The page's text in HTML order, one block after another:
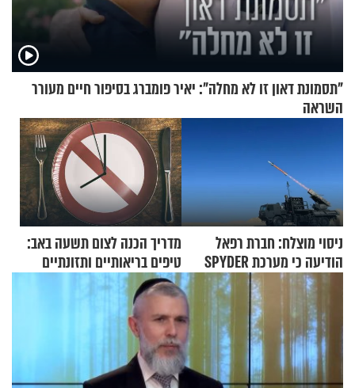
"תסמונת דאון זו לא מחלה": יאיר פומברג בסיפור חיים מעורר
השראה
ניסוי מוצלח: חברת רפאל
הודיעה כי מערכת SPYDER
הצליחה ליירט כטב"ם
מדריך הכנה לצום תשעה באב:
טיפים בריאותיים ותזונתיים
לשמירה על הגוף